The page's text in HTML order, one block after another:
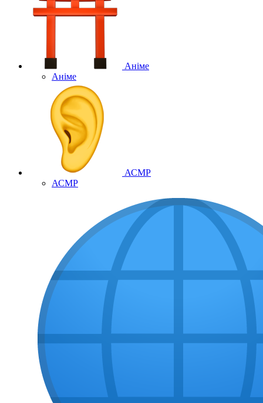
Аніме
Аніме
АСМР
АСМР